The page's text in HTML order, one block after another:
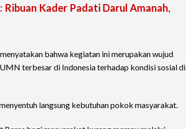
Kader Padati Darul Amanah,
bahwa kegiatan ini merupakan wujud
terbesar di Indonesia terhadap kondisi sosial di
langsung kebutuhan pokok masyarakat.